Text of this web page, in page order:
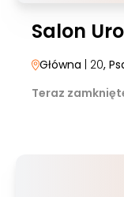
Salon
Główna | 20,
Teraz